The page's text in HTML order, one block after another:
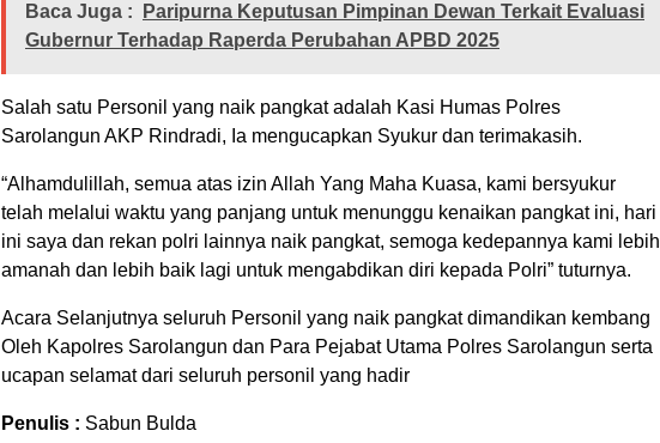
Baca Juga :
Paripurna Keputusan Pimpinan Dewan Terkait Evaluasi
Gubernur Terhadap Raperda Perubahan APBD 2025
Salah satu Personil yang naik pangkat adalah Kasi Humas Polres
Sarolangun AKP Rindradi, Ia mengucapkan Syukur dan terimakasih.
“Alhamdulillah, semua atas izin Allah Yang Maha Kuasa, kami bersyukur
telah melalui waktu yang panjang untuk menunggu kenaikan pangkat ini, hari
ini saya dan rekan polri lainnya naik pangkat, semoga kedepannya kami lebih
amanah dan lebih baik lagi untuk mengabdikan diri kepada Polri” tuturnya.
Acara Selanjutnya seluruh Personil yang naik pangkat dimandikan kembang
Oleh Kapolres Sarolangun dan Para Pejabat Utama Polres Sarolangun serta
ucapan selamat dari seluruh personil yang hadir
Penulis : Sabun Bulda